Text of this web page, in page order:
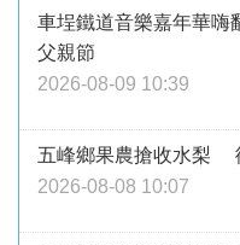
車埕鐵道音樂嘉年華
父親節
2026-08-09 10:39
五峰鄉果農搶收水梨
2026-08-08 10:07